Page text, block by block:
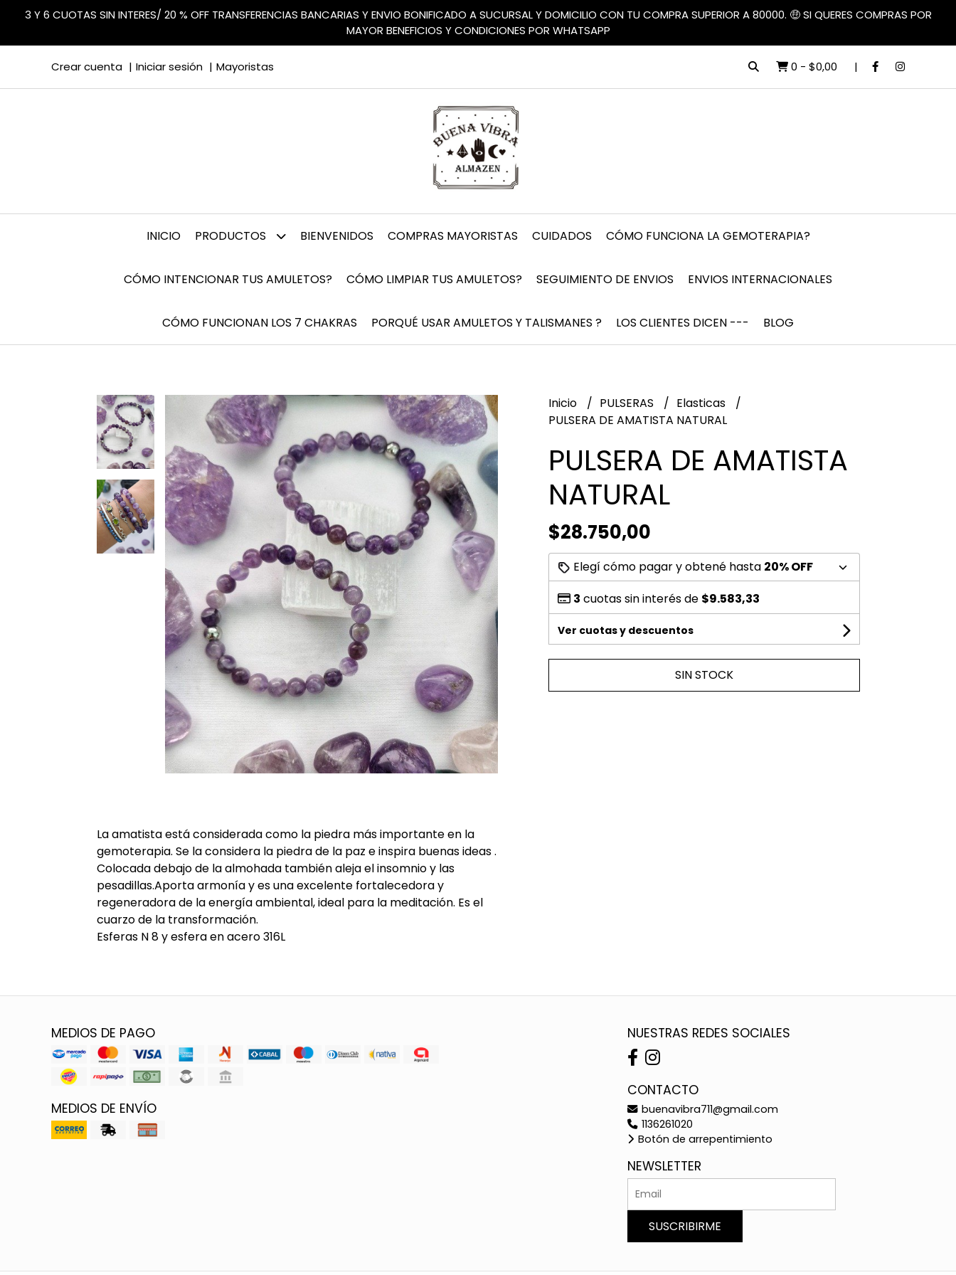
3 Y 6 CUOTAS SIN INTERES/ 20 % OFF TRANSFERENCIAS BANCARIAS Y ENVIO BONIFICADO A SUCURSAL Y DOMICILIO CON TU COMPRA SUPERIOR A 80000. 🤑 SI QUERES COMPRAS POR
MAYOR BENEFICIOS Y CONDICIONES POR WHATSAPP
Crear cuenta Iniciar sesión Mayoristas 0 - $0,00
INICIO PRODUCTOS BIENVENIDOS COMPRAS MAYORISTAS CUIDADOS CÓMO FUNCIONA LA GEMOTERAPIA?
CÓMO INTENCIONAR TUS AMULETOS? CÓMO LIMPIAR TUS AMULETOS? SEGUIMIENTO DE ENVIOS ENVIOS INTERNACIONALES
CÓMO FUNCIONAN LOS 7 CHAKRAS PORQUÉ USAR AMULETOS Y TALISMANES ? LOS CLIENTES DICEN --- BLOG
La amatista está considerada como la piedra más importante en la
gemoterapia. Se la considera la piedra de la paz e inspira buenas ideas .
Colocada debajo de la almohada también aleja el insomnio y las
pesadillas.Aporta armonía y es una excelente fortalecedora y
regeneradora de la energía ambiental, ideal para la meditación. Es el
cuarzo de la transformación.
Esferas N 8 y esfera en acero 316L
Inicio PULSERAS
Elasticas
PULSERA DE AMATISTA NATURAL
PULSERA DE AMATISTA
NATURAL
$28.750,00
Elegí cómo pagar y obtené hasta 20% OFF
3 cuotas sin interés de $9.583,33
Ver cuotas y descuentos
SIN STOCK
MEDIOS DE PAGO
MEDIOS DE ENVÍO
NUESTRAS REDES SOCIALES
CONTACTO
buenavibra711@gmail.com
1136261020
Botón de arrepentimiento
NEWSLETTER
SUSCRIBIRME